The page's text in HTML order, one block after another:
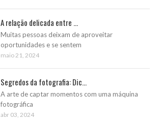
A relação delicada entre ...
Muitas pessoas deixam de aproveitar
oportunidades e se sentem
maio 21, 2024
Segredos da fotografia: Dic...
A arte de captar momentos com uma máquina
fotográfica
abr 03, 2024